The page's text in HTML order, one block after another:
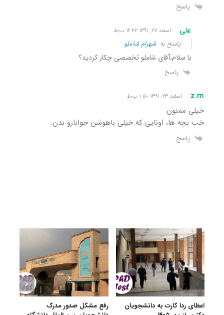
پاسخ
علی اسفند ۲۷, ۱۳۹۱ ۱۲:۴۲ ب٫ظ
پاسخ بهشهرام شاملو
با سلام،آقای شاملو تخصصی چکار کردید؟
پاسخ
z.m اسفند ۲۳, ۱۳۹۱ ۱:۵۰ ب٫ظ
خیلی ممنون
خب بچه ها، اونایی که خیلی باهوشن جوابارو بدن.
پاسخ
اعطای ردا کارت به دانشجویان
رفع مشکل صدور مدرک